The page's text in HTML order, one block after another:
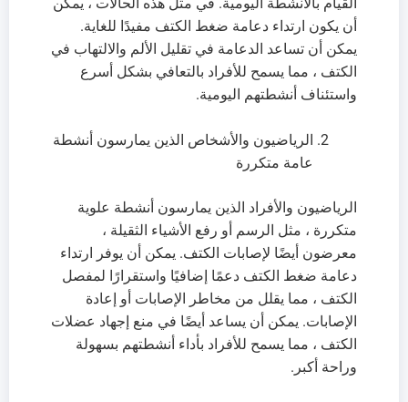
أن يكون ارتداء دعامة ضغط الكتف مفيدًا للغاية.
يمكن أن تساعد الدعامة في تقليل الألم والالتهاب في
الكتف ، مما يسمح للأفراد بالتعافي بشكل أسرع
واستئناف أنشطتهم اليومية.
الرياضيون والأشخاص الذين يمارسون أنشطة
عامة متكررة
الرياضيون والأفراد الذين يمارسون أنشطة علوية
متكررة ، مثل الرسم أو رفع الأشياء الثقيلة ،
معرضون أيضًا لإصابات الكتف. يمكن أن يوفر ارتداء
دعامة ضغط الكتف دعمًا إضافيًا واستقرارًا لمفصل
الكتف ، مما يقلل من مخاطر الإصابات أو إعادة
الإصابات. يمكن أن يساعد أيضًا في منع إجهاد عضلات
الكتف ، مما يسمح للأفراد بأداء أنشطتهم بسهولة
وراحة أكبر.